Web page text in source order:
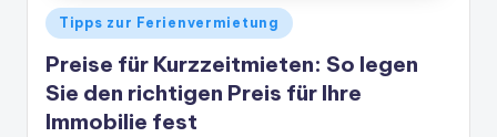
Veröffentlicht
in
Tipps zur Ferienvermietung
Preise für Kurzzeitmieten: So legen
Sie den richtigen Preis für Ihre
Immobilie fest